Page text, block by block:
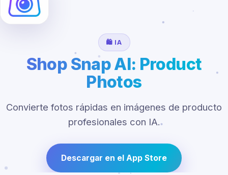
🛍️ IA
Shop Snap AI: Product
Photos
Convierte fotos rápidas en imágenes de producto
profesionales con IA.
Descargar en el App Store